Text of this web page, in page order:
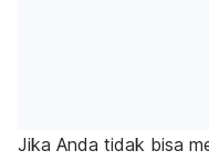
Jika Anda tidak bisa